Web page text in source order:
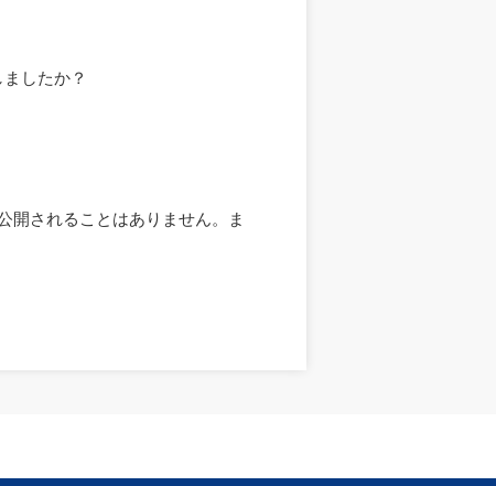
したか？
開されることはありません。ま